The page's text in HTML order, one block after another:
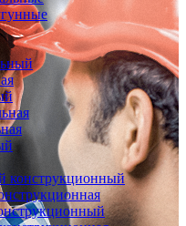
конструкционный